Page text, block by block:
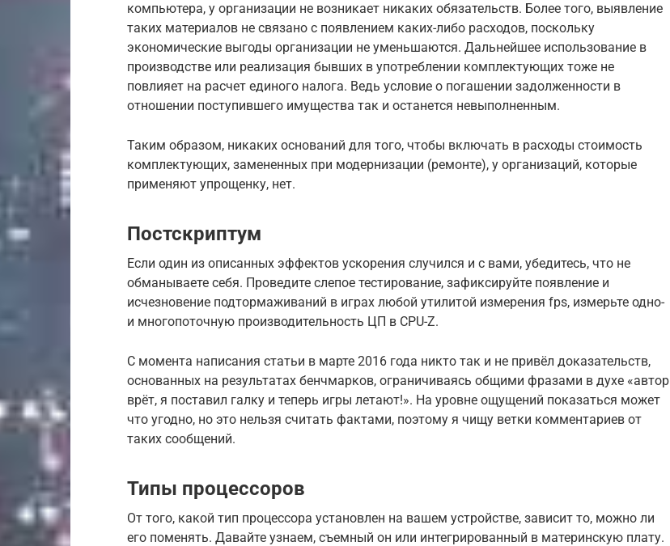
компьютера, у организации не возникает никаких обязательств. Более того, выявление
таких материалов не связано с появлением каких-либо расходов, поскольку
экономические выгоды организации не уменьшаются. Дальнейшее использование в
производстве или реализация бывших в употреблении комплектующих тоже не
повлияет на расчет единого налога. Ведь условие о погашении задолженности в
отношении поступившего имущества так и останется невыполненным.
Таким образом, никаких оснований для того, чтобы включать в расходы стоимость
комплектующих, замененных при модернизации (ремонте), у организаций, которые
применяют упрощенку, нет.
Постскриптум
Если один из описанных эффектов ускорения случился и с вами, убедитесь, что не
обманываете себя. Проведите слепое тестирование, зафиксируйте появление и
исчезновение подтормаживаний в играх любой утилитой измерения fps, измерьте одно-
и многопоточную производительность ЦП в CPU-Z.
С момента написания статьи в марте 2016 года никто так и не привёл доказательств,
основанных на результатах бенчмарков, ограничиваясь общими фразами в духе «автор
врёт, я поставил галку и теперь игры летают!». На уровне ощущений показаться может
что угодно, но это нельзя считать фактами, поэтому я чищу ветки комментариев от
таких сообщений.
Типы процессоров
От того, какой тип процессора установлен на вашем устройстве, зависит то, можно ли
его поменять. Давайте узнаем, съемный он или интегрированный в материнскую плату.